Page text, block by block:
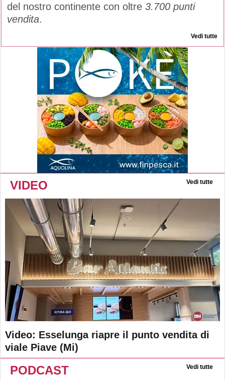
del nostro continente con oltre 3.700 punti
vendita.
Vedi tutte
VIDEO Vedi tutte
Video: Esselunga riapre il punto vendita di
viale Piave (Mi)
PODCAST Vedi tutte